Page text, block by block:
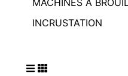
INCRUSTATION